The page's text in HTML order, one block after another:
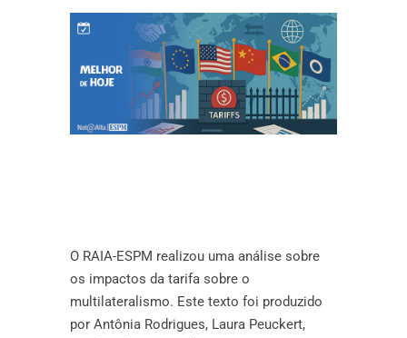
O RAIA-ESPM realizou uma análise sobre
os impactos da tarifa sobre o
multilateralismo. Este texto foi produzido
por Antônia Rodrigues, Laura Peuckert,